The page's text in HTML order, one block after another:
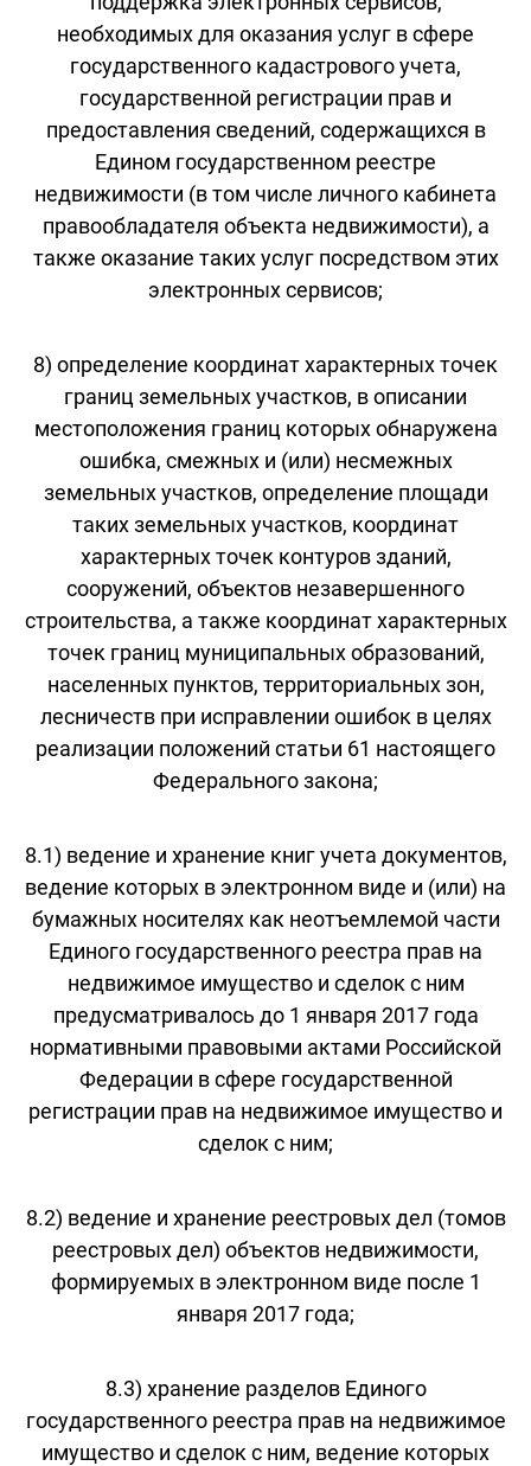
необходимых для оказания услуг в сфере
государственного кадастрового учета,
государственной регистрации прав и
предоставления сведений, содержащихся в
Едином государственном реестре
недвижимости (в том числе личного кабинета
правообладателя объекта недвижимости), а
также оказание таких услуг посредством этих
электронных сервисов;
8) определение координат характерных точек
границ земельных участков, в описании
местоположения границ которых обнаружена
ошибка, смежных и (или) несмежных
земельных участков, определение площади
таких земельных участков, координат
характерных точек контуров зданий,
сооружений, объектов незавершенного
строительства, а также координат характерных
точек границ муниципальных образований,
населенных пунктов, территориальных зон,
лесничеств при исправлении ошибок в целях
реализации положений статьи 61 настоящего
Федерального закона;
8.1) ведение и хранение книг учета документов,
ведение которых в электронном виде и (или) на
бумажных носителях как неотъемлемой части
Единого государственного реестра прав на
недвижимое имущество и сделок с ним
предусматривалось до 1 января 2017 года
нормативными правовыми актами Российской
Федерации в сфере государственной
регистрации прав на недвижимое имущество и
сделок с ним;
8.2) ведение и хранение реестровых дел (томов
реестровых дел) объектов недвижимости,
формируемых в электронном виде после 1
января 2017 года;
8.3) хранение разделов Единого
государственного реестра прав на недвижимое
имущество и сделок с ним, ведение которых